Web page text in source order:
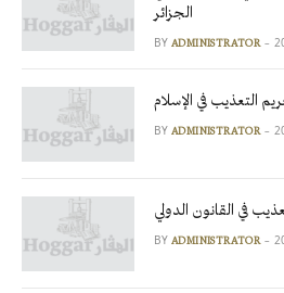
الجزائر
BY ADMINISTRATOR
التعذيب في الإسلام
BY ADMINISTRATOR
في القانون الدولي
BY ADMINISTRATOR